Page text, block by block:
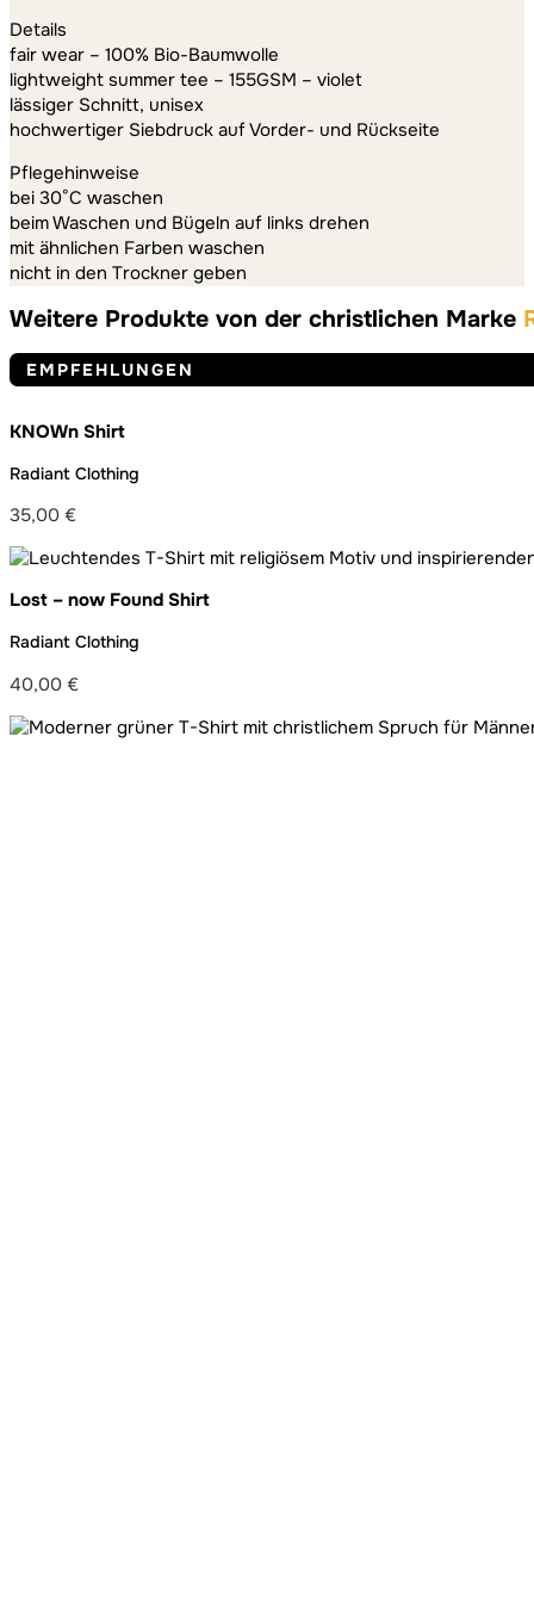
Details
fair wear – 100% Bio-Baumwolle
lightweight summer tee – 155GSM – violet
lässiger Schnitt, unisex
hochwertiger Siebdruck auf Vorder- und Rückseite
Pflegehinweise
bei 30°C waschen
beim Waschen und Bügeln auf links drehen
mit ähnlichen Farben waschen
nicht in den Trockner geben
Weitere Produkte von der christlichen Marke
EMPFEHLUNGEN
KNOWn Shirt
Radiant Clothing
35,00 €
Lost – now Found Shirt
Radiant Clothing
40,00 €